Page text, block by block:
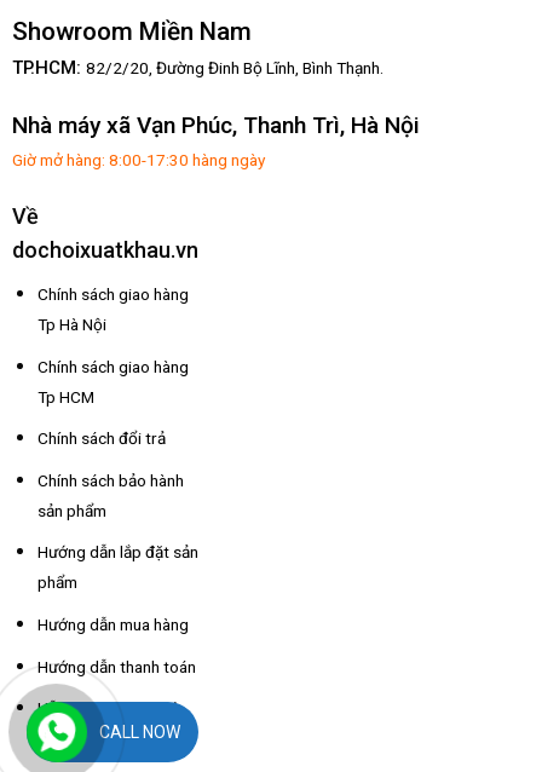
Showroom Miền Nam
TP.HCM: 82/2/20, Đường Đinh Bộ Lĩnh, Bình Thạnh.
Nhà máy xã Vạn Phúc, Thanh Trì, Hà Nội
Giờ mở hàng: 8:00-17:30 hàng ngày
Về
dochoixuatkhau.vn
Chính sách giao hàng
Tp Hà Nội
Chính sách giao hàng
Tp HCM
Chính sách đổi trả
Chính sách bảo hành
sản phẩm
Hướng dẫn lắp đặt sản
phẩm
Hướng dẫn mua hàng
Hướng dẫn thanh toán
Hỗ trợ thông tin nhà
xe các tỉnhCALL NOW